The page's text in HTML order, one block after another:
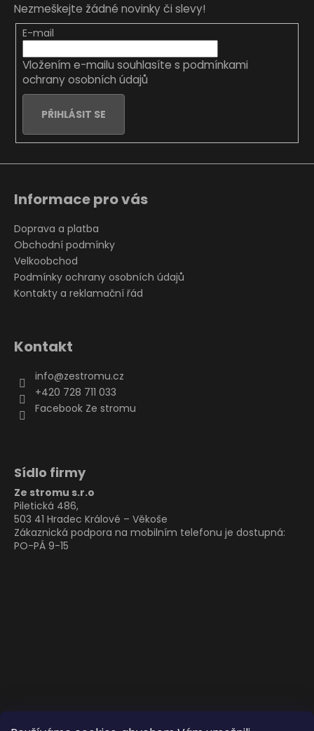
Nezmeškejte žádné novinky či slevy!
E-mail
Vložením e-mailu souhlasíte s podmínkami
ochrany osobních údajů
PŘIHLÁSIT SE
Informace pro vás
Doprava a platba
Obchodní podmínky
Velkoobchod
Podmínky ochrany osobních údajů
Kontakty a reklamační řád
Kontakt
info@zestromu.cz
+420 728 711 033
Facebook Ze stromu
Sídlo firmy
Ze stromu s.r.o
Piletická 486,
503 41 Hradec Králové – Věkoše
Zákaznická podpora na mobilním telefonu je dostupná:
PO-PÁ 9-15